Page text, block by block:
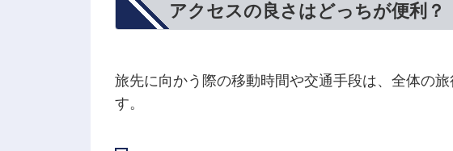
アクセスの良さはどっちが便利？
旅先に向かう際の移動時間や交通手段は、全体の
す。